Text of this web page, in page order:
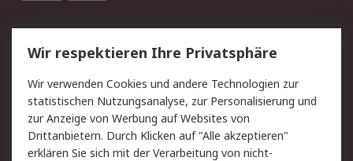
Service
Value Added Services
Lieferlösungen
Rücksendungen
Kontakt
Hilfe
Privatkunden
Rechtliches
Wir respektieren Ihre Privatsphäre
Wir verwenden Cookies und andere Technologien zur
statistischen Nutzungsanalyse, zur Personalisierung und
zur Anzeige von Werbung auf Websites von
Drittanbietern. Durch Klicken auf "Alle akzeptieren"
erklären Sie sich mit der Verarbeitung von nicht-